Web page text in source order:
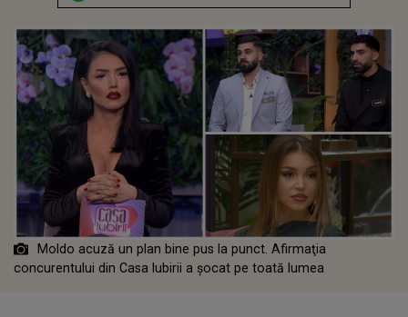
Moldo acuză un plan bine pus la punct. Afirmaţia
concurentului din Casa Iubirii a șocat pe toată lumea